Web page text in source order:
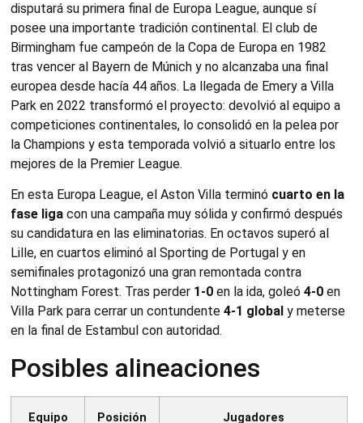
disputará su primera final de Europa League, aunque sí
posee una importante tradición continental. El club de
Birmingham fue campeón de la Copa de Europa en 1982
tras vencer al Bayern de Múnich y no alcanzaba una final
europea desde hacía 44 años. La llegada de Emery a Villa
Park en 2022 transformó el proyecto: devolvió al equipo a
competiciones continentales, lo consolidó en la pelea por
la Champions y esta temporada volvió a situarlo entre los
mejores de la Premier League.
En esta Europa League, el Aston Villa terminó cuarto en la
fase liga con una campaña muy sólida y confirmó después
su candidatura en las eliminatorias. En octavos superó al
Lille, en cuartos eliminó al Sporting de Portugal y en
semifinales protagonizó una gran remontada contra
Nottingham Forest. Tras perder 1-0 en la ida, goleó 4-0 en
Villa Park para cerrar un contundente 4-1 global y meterse
en la final de Estambul con autoridad.
Posibles alineaciones
Equipo Posición Jugadores